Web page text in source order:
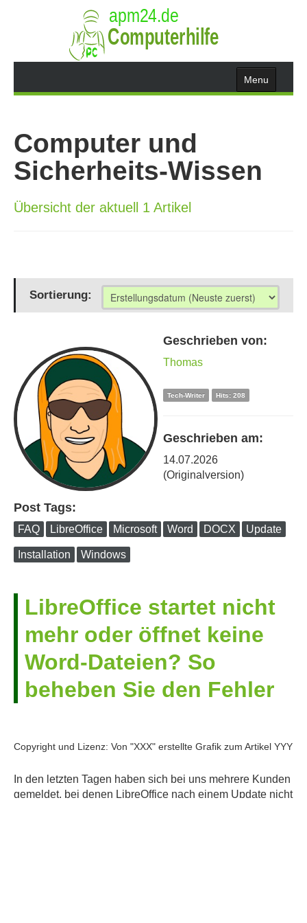
Menu
Leistungen
Suche
Impressum / Kontakt
Computer und
Sicherheits-Wissen
Übersicht der aktuell 1 Artikel
Sortierung:
Geschrieben von:
Thomas
Tech-Writer Hits: 208
Geschrieben am:
14.07.2026
(Originalversion)
Post Tags:
FAQ LibreOffice Microsoft Word DOCX Update
Installation Windows
LibreOffice startet nicht
mehr oder öffnet keine
Word-Dateien? So
beheben Sie den Fehler
Copyright und Lizenz: Von "XXX" erstellte Grafik zum Artikel YYY
In den letzten Tagen haben sich bei uns mehrere Kunden
gemeldet, bei denen LibreOffice nach einem Update nicht